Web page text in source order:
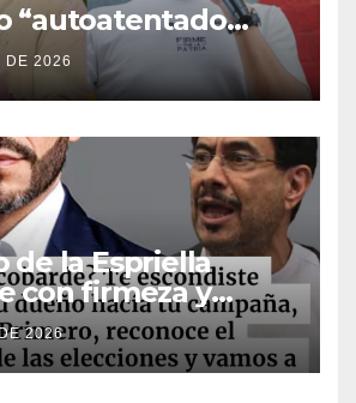
“autoatentado
tras decisión de
provisionalmente
DE 2026
de la Espriella
con firmeza y
su imagen de
ante la controversia
2026